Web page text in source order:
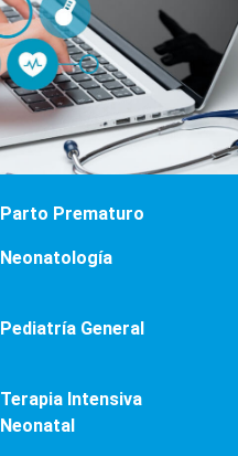
Parto Prematuro
Neonatología
Pediatría General
Terapia Intensiva
Neonatal